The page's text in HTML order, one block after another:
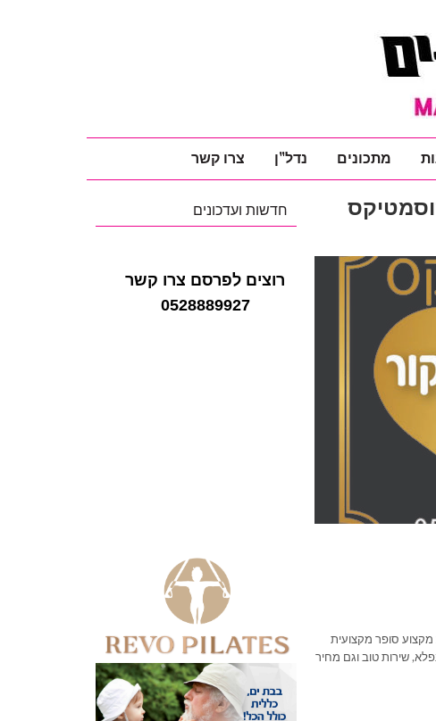
מתכונים נדל"ן צרו קשר
מקצוע סופר מקצועית
שירות טוב וגם מחיר
חדשות ועדכונים
רוצים לפרסם צרו קשר
0528889927